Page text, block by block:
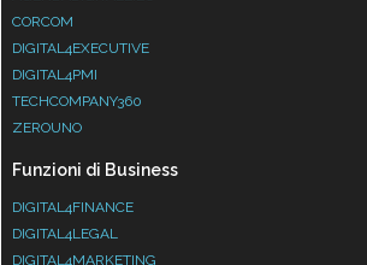
CORCOM
DIGITAL4EXECUTIVE
DIGITAL4PMI
TECHCOMPANY360
ZEROUNO
Funzioni di Business
DIGITAL4FINANCE
DIGITAL4LEGAL
DIGITAL4MARKETING